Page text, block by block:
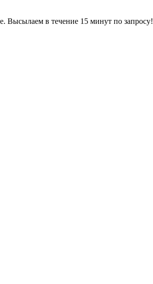
в течение 15 минут по запросу!